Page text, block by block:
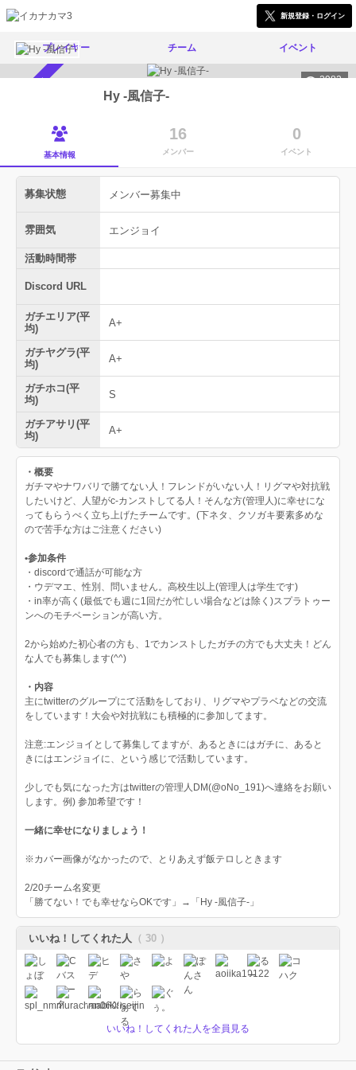
新規登録・ログイン
プレイヤー チーム イベント
2982
Hy -風信子-
基本情報
16
メンバー
0
イベント
募集状態 メンバー募集中
雰囲気 エンジョイ
活動時間帯
Discord URL
ガチエリア(平
均)
A+
ガチヤグラ(平
均)
A+
ガチホコ(平
均)
S
ガチアサリ(平
均)
A+
・概要
ガチマやナワバリで勝てない人！フレンドがいない人！リグマや対抗戦
したいけど、人望がc-カンストしてる人！そんな方(管理人)に幸せにな
ってもらうべく立ち上げたチームです。(下ネタ、クソガキ要素多めな
ので苦手な方はご注意ください)
•参加条件
・discordで通話が可能な方
・ウデマエ、性別、問いません。高校生以上(管理人は学生です)
・in率が高く(最低でも週に1回だが忙しい場合などは除く)スプラトゥー
ンへのモチベーションが高い方。
2から始めた初心者の方も、1でカンストしたガチの方でも大丈夫！どん
な人でも募集します(^^)
・内容
主にtwitterのグループにて活動をしており、リグマやプラベなどの交流
をしています！大会や対抗戦にも積極的に参加してます。
注意:エンジョイとして募集してますが、あるときにはガチに、あると
きにはエンジョイに、という感じで活動しています。
少しでも気になった方はtwitterの管理人DM(@oNo_191)へ連絡をお願い
します。例) 参加希望です！
一緒に幸せになりましょう！
※カバー画像がなかったので、とりあえず飯テロしときます
2/20チーム名変更
「勝てない！でも幸せならOKです」→「Hy -風信子-」
いいね！してくれた人 （ 30 ）
いいね！してくれた人を全員見る